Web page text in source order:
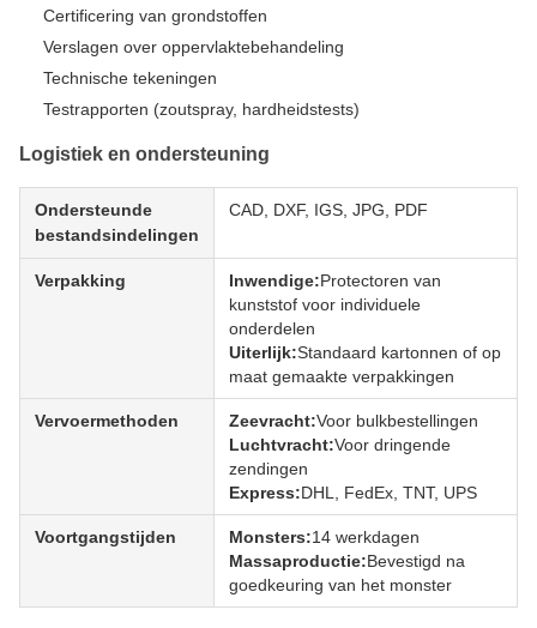
Certificering van grondstoffen
Verslagen over oppervlaktebehandeling
Technische tekeningen
Testrapporten (zoutspray, hardheidstests)
Logistiek en ondersteuning
Ondersteunde
bestandsindelingen
CAD, DXF, IGS, JPG, PDF
Verpakking Inwendige:Protectoren van
kunststof voor individuele
onderdelen
Uiterlijk:Standaard kartonnen of op
maat gemaakte verpakkingen
Vervoermethoden Zeevracht:Voor bulkbestellingen
Luchtvracht:Voor dringende
zendingen
Express:DHL, FedEx, TNT, UPS
Voortgangstijden Monsters:14 werkdagen
Massaproductie:Bevestigd na
goedkeuring van het monster